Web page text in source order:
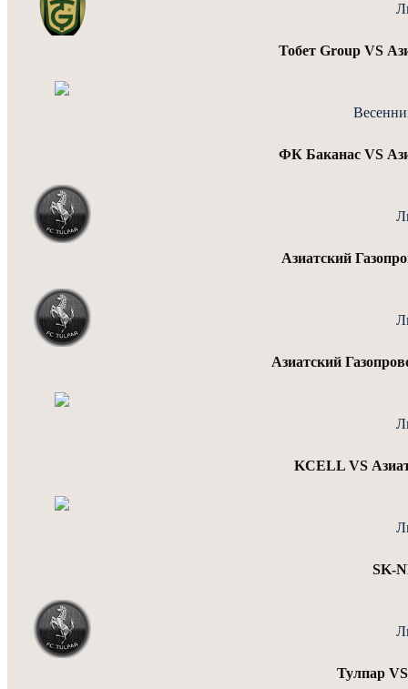
Тобет Group VS
ФК Баканас VS
Азиатский
Азиатский
KCELL VS
SK-
Тулпар